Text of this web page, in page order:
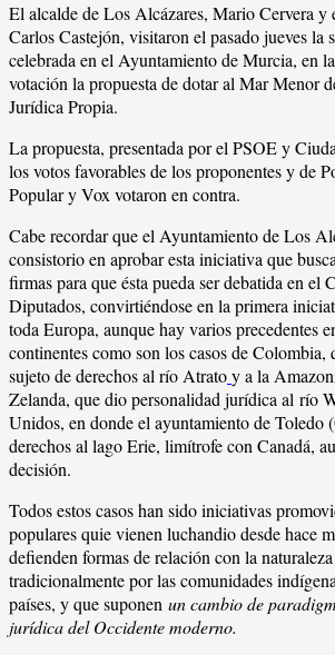
El alcalde de Los Alcázares, Mario Cervera y
Carlos Castejón, visitaron el pasado jueves la
celebrada en el Ayuntamiento de Murcia, en
votación la propuesta de dotar al Mar Menor
Jurídica Propia.
La propuesta, presentada por el PSOE y
los votos favorables de los proponentes y de
Popular y Vox votaron en contra.
Cabe recordar que el Ayuntamiento de Los
consistorio en aprobar esta iniciativa que
firmas para que ésta pueda ser debatida en el
Diputados, convirtiéndose en la primera
toda Europa, aunque hay varios precedentes
continentes como son los casos de Colombia,
sujeto de derechos al río Atratoy a la
Zelanda, que dio personalidad jurídica al río
Unidos, en donde el ayuntamiento de Toledo
derechos al lago Erie, limítrofe con Canadá,
decisión.
Todos estos casos han sido iniciativas
populares quie vienen luchandio desde hace
defienden formas de relación con la
tradicionalmente por las comunidades
países, y que suponen un cambio de
jurídica del Occidente moderno.